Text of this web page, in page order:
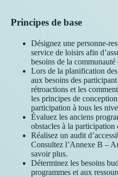
Principes de base
Désignez une personne-
service de loisirs afin
besoins de la
Lors de la planification
aux besoins des
rétroactions et les
les principes de
participation à tous les
Évaluez les anciens
obstacles à la participation
Réalisez un audit
Consultez l’Annexe B –
savoir plus.
Déterminez les besoins
programmes et aux